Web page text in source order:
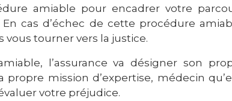
amiable pour encadrer votre
En cas d’échec de cette procédure
vous tourner vers la justice.
l’assurance va désigner son
propre mission d’expertise, médecin
votre préjudice.